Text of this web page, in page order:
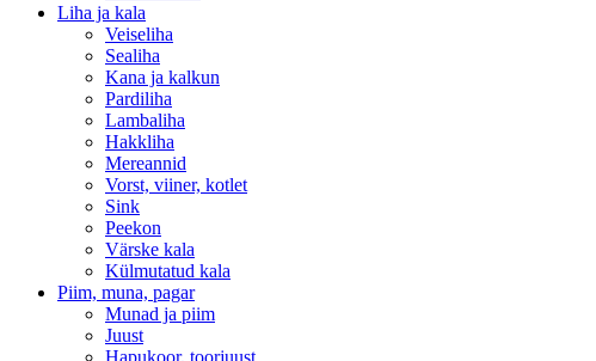
Liha ja kala
Veiseliha
Sealiha
Kana ja kalkun
Pardiliha
Lambaliha
Hakkliha
Mereannid
Vorst, viiner, kotlet
Sink
Peekon
Värske kala
Külmutatud kala
Piim, muna, pagar
Munad ja piim
Juust
Hapukoor, toorjuust